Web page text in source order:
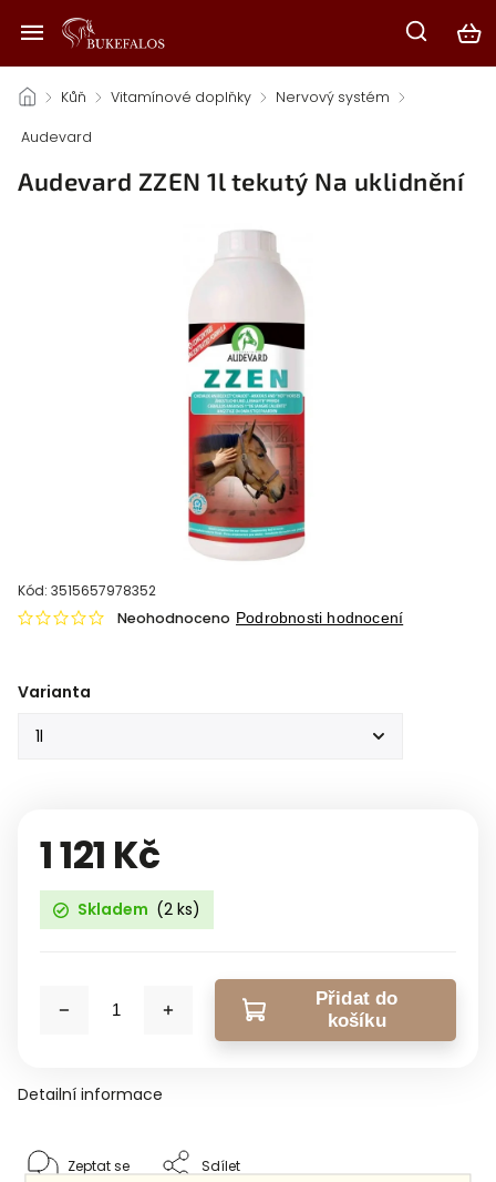
/ Kůň / Vitamínové doplňky / Nervový systém /
Audevard
Audevard ZZEN 1l tekutý Na uklidnění
Kód: 3515657978352
Neohodnoceno Podrobnosti hodnocení
Varianta
1 121 Kč
Skladem (2 ks)
Přidat do
košíku
Detailní informace
Zeptat se Sdílet